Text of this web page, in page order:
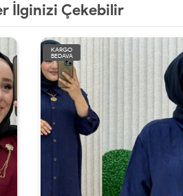
İlginizi Çekebilir
KARGO
BEDAVA